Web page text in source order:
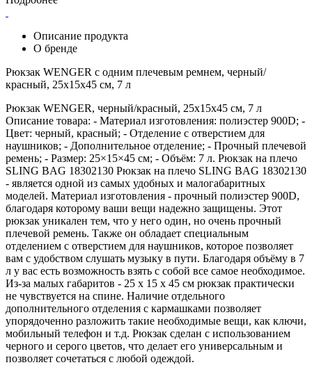
Описание продукта
О бренде
Рюкзак WENGER с одним плечевым ремнем, черный/
красный, 25x15x45 см, 7 л
Рюкзак WENGER, черный/красный, 25x15x45 см, 7 л
Описание товара: - Материал изготовления: полиэстер 900D; -
Цвет: черный, красный; - Отделение с отверстием для
наушников; - Дополнительное отделение; - Прочный плечевой
ремень; - Размер: 25×15×45 см; - Объём: 7 л. Рюкзак на плечо
SLING BAG 18302130 Рюкзак на плечо SLING BAG 18302130
- является одной из самых удобных и малогабаритных
моделей. Материал изготовления - прочный полиэстер 900D,
благодаря которому ваши вещи надежно защищены. Этот
рюкзак уникален тем, что у него один, но очень прочный
плечевой ремень. Также он обладает специальным
отделением с отверстием для наушников, которое позволяет
вам с удобством слушать музыку в пути. Благодаря объёму в 7
л у вас есть возможность взять с собой все самое необходимое.
Из-за малых габаритов - 25 х 15 х 45 см рюкзак практически
не чувствуется на спине. Наличие отдельного
дополнительного отделения с кармашками позволяет
упорядоченно разложить такие необходимые вещи, как ключи,
мобильный телефон и т.д. Рюкзак сделан с использованием
черного и серого цветов, что делает его универсальным и
позволяет сочетаться с любой одеждой.